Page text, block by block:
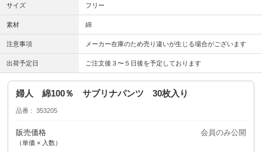
サイズ フリー
素材 綿
注意事項 メーカー在庫のため売り違いが生じる場合がございます
出荷予定日 ご注文後３〜５日後を予定しております
婦人 綿100％ サブリナパンツ 30枚入り
品番 353205
販売価格
（単価 × 入数）
会員のみ公開